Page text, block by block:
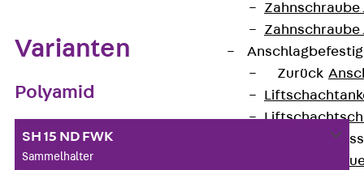
Zahnschraube
Zahnschraube
Zurück
Varianten
Polyamid
SH 15 ND FWK
Sammelhalter